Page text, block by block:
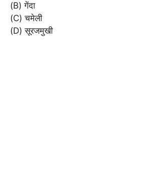
(B) गेंदा
(C) चमेली
(D) सूरजमुखी